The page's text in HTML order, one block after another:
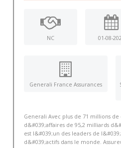
NC 01-08-
Generali France Assurances
Generali Avec plus de 71 millions
d&#039;affaires de 95,2 milliards
est l&#039;un des leaders de
d&#039;actifs dans le monde.